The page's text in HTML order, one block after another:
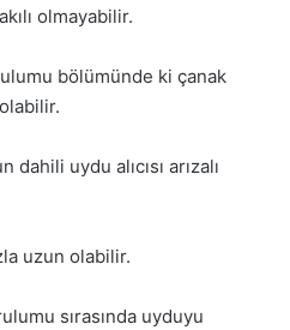
olmayabilir.
bölümünde ki çanak
uydu alıcısı arızalı
uzun olabilir.
sırasında uyduyu